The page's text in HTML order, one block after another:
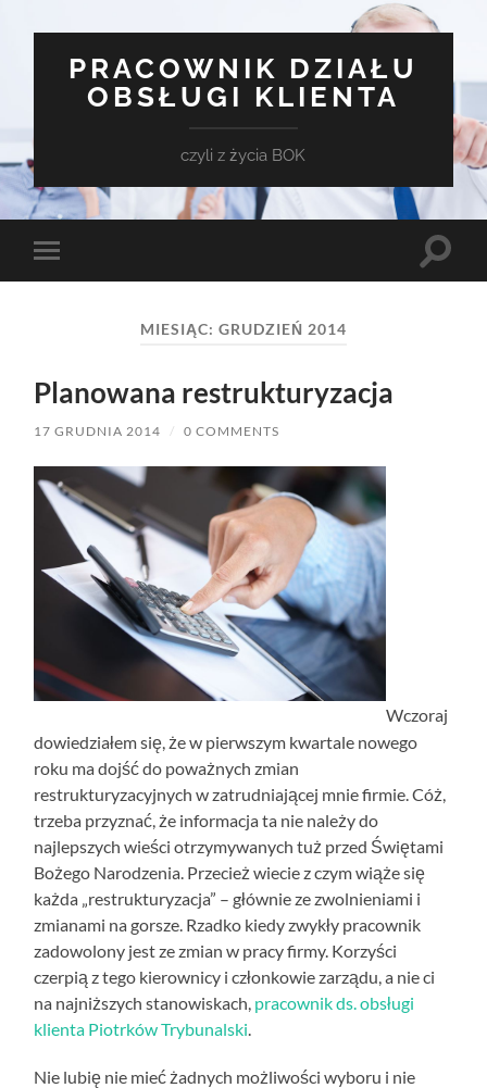
PRACOWNIK DZIAŁU
OBSŁUGI KLIENTA
czyli z życia BOK
Toggle
mobile
Toggle
MIESIĄC: GRUDZIEŃ 2014
Planowana restrukturyzacja
17 GRUDNIA 2014 / 0 COMMENTS
Wczoraj
dowiedziałem się, że w pierwszym kwartale nowego
roku ma dojść do poważnych zmian
restrukturyzacyjnych w zatrudniającej mnie firmie. Cóż,
trzeba przyznać, że informacja ta nie należy do
najlepszych wieści otrzymywanych tuż przed Świętami
Bożego Narodzenia. Przecież wiecie z czym wiąże się
każda „restrukturyzacja” – głównie ze zwolnieniami i
zmianami na gorsze. Rzadko kiedy zwykły pracownik
zadowolony jest ze zmian w pracy firmy. Korzyści
czerpią z tego kierownicy i członkowie zarządu, a nie ci
na najniższych stanowiskach, pracownik ds. obsługi
klienta Piotrków Trybunalski
Nie lubię nie mieć żadnych możliwości wyboru i nie